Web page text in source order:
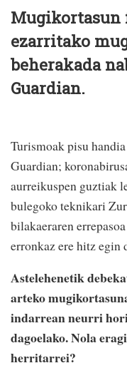
Mugikortasun
ezarritako
beherakada
Guardian.
Turismoak pisu
Guardian;
aurreikuspen guztiak
bulegoko teknikari
bilakaeraren
erronkaz ere hitz egin
Astelehenetik
arteko
indarrean neurri
dagoelako. Nola
herritarrei?